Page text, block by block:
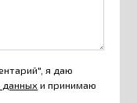
я даю
данныхи принимаю